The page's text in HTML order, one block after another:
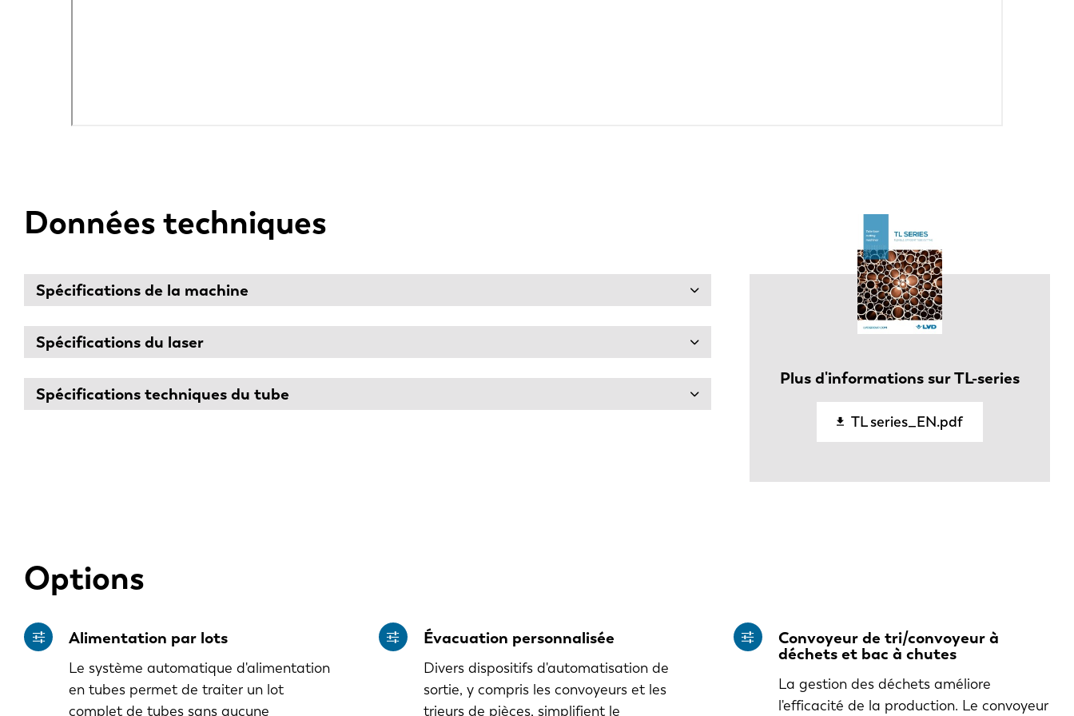
Données techniques
Spécifications de la machine
Spécifications du laser
Spécifications techniques du tube
Plus d'informations sur TL-series
TL series_EN.pdf
Options
Alimentation par lots
Le système automatique d'alimentation
en tubes permet de traiter un lot
complet de tubes sans aucune
Évacuation personnalisée
Divers dispositifs d'automatisation de
sortie, y compris les convoyeurs et les
trieurs de pièces, simplifient le
Convoyeur de tri/convoyeur à
déchets et bac à chutes
La gestion des déchets améliore
l'efficacité de la production. Le convoyeur